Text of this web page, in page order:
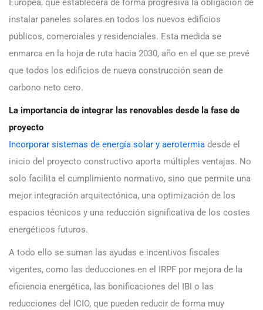
instalar paneles solares en todos los nuevos edificios
públicos, comerciales y residenciales. Esta medida se
enmarca en la hoja de ruta hacia 2030, año en el que se prevé
que todos los edificios de nueva construcción sean de
carbono neto cero.
La importancia de integrar las renovables desde la fase de
proyecto
Incorporar sistemas de energía solar y aerotermia desde el
inicio del proyecto constructivo aporta múltiples ventajas. No
solo facilita el cumplimiento normativo, sino que permite una
mejor integración arquitectónica, una optimización de los
espacios técnicos y una reducción significativa de los costes
energéticos futuros.
A todo ello se suman las ayudas e incentivos fiscales
vigentes, como las deducciones en el IRPF por mejora de la
eficiencia energética, las bonificaciones del IBI o las
reducciones del ICIO, que pueden reducir de forma muy